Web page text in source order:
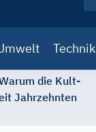
Technik
die Kult-
Jahrzehnten